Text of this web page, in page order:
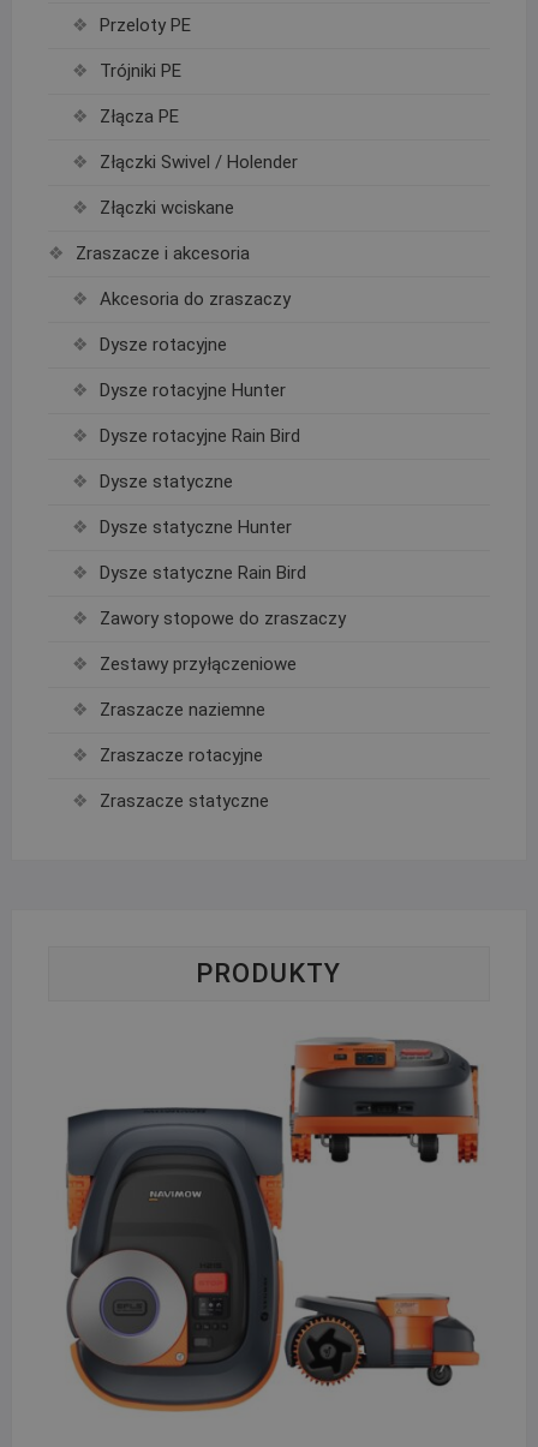
Przeloty PE
Trójniki PE
Złącza PE
Złączki Swivel / Holender
Złączki wciskane
Zraszacze i akcesoria
Akcesoria do zraszaczy
Dysze rotacyjne
Dysze rotacyjne Hunter
Dysze rotacyjne Rain Bird
Dysze statyczne
Dysze statyczne Hunter
Dysze statyczne Rain Bird
Zawory stopowe do zraszaczy
Zestawy przyłączeniowe
Zraszacze naziemne
Zraszacze rotacyjne
Zraszacze statyczne
PRODUKTY